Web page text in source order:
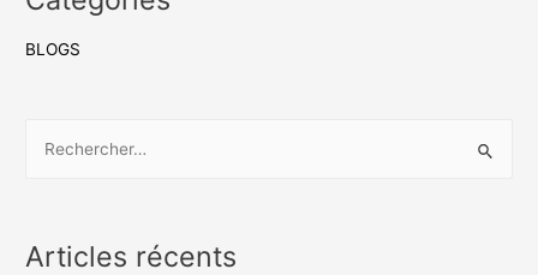
BLOGS
Articles récents